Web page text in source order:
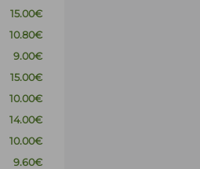
15.00€
10.80€
9.00€
15.00€
10.00€
14.00€
10.00€
9.60€